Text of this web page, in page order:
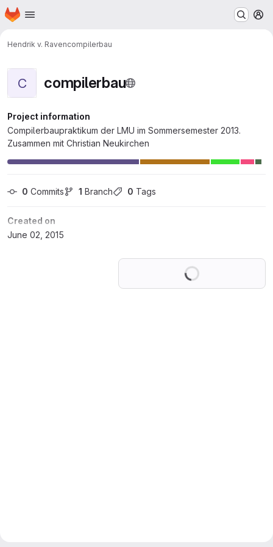
Skip to main content
Homepage
Hendrik v. Ravencompilerbau
C compilerbau
Project information
Compilerbaupraktikum der LMU im Sommersemester 2013.
Zusammen mit Christian Neukirchen
0 Commits 1 Branch 0 Tags
Created on
June 02, 2015